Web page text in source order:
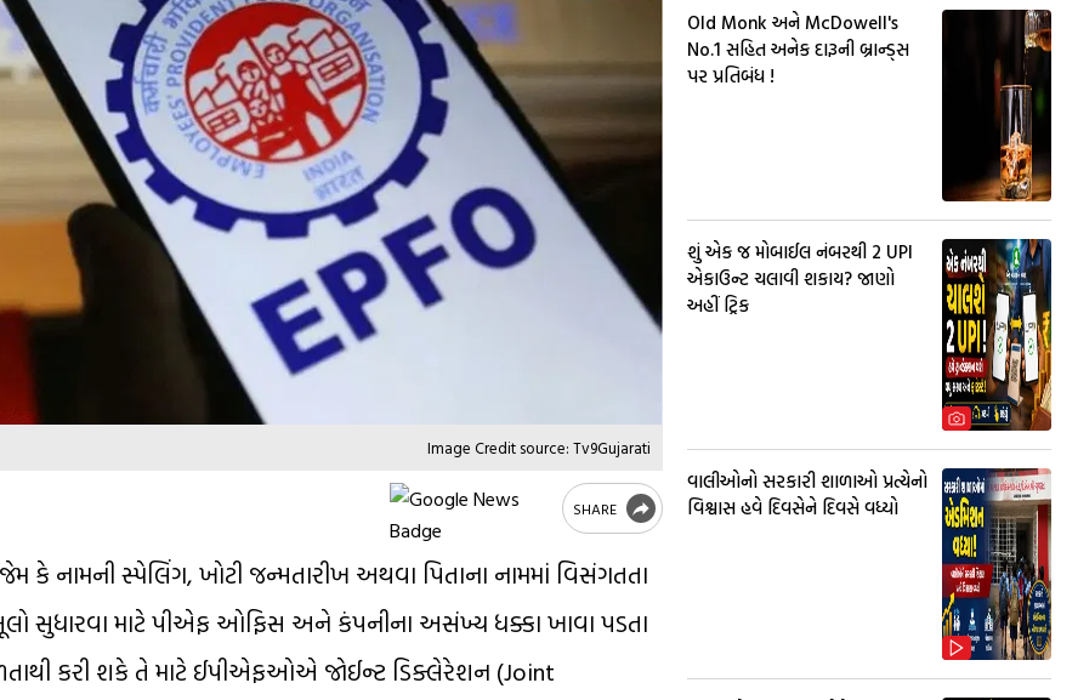
Image Credit source: Tv9Gujarati
SHARE
કે નામની સ્પેલિંગ, ખોટી જન્મતારીખ અથવા પિતાના નામમાં વિસંગતતા
સુધારવા માટે પીએફ ઓફિસ અને કંપનીના અસંખ્ય ધક્કા ખાવા પડતા
કરી શકે તે માટે ઈપીએફઓએ જોઈન્ટ ડિક્લેરેશન (Joint
Old Monk અને McDowell's
No.1 સહિત અનેક દારૂની બ્રાન્ડ્સ
પર પ્રતિબંધ !
શું એક જ મોબાઈલ નંબરથી 2 UPI
એકાઉન્ટ ચલાવી શકાય? જાણો
અહીં ટ્રિક
વાલીઓનો સરકારી શાળાઓ પ્રત્યેનો
વિશ્વાસ હવે દિવસેને દિવસે વધ્યો